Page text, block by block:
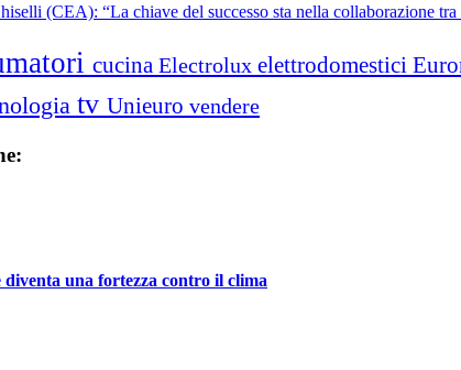
(CEA): “La chiave del successo sta nella collaborazione tra
cucina Electrolux elettrodomestici
tv Unieuro vendere
una fortezza contro il clima